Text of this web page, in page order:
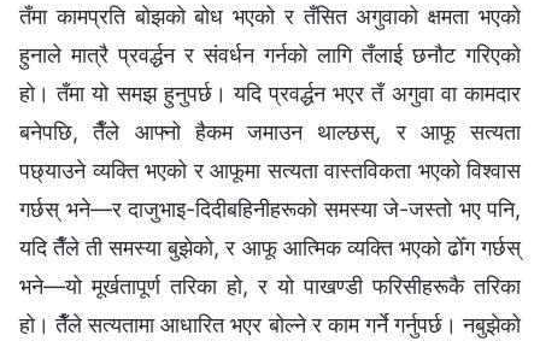
तँमा कामप्रति बोझको बोध भएको र तँसित अगुवाको क्षमता भएको
हुनाले मात्रै प्रवर्द्धन र संवर्धन गर्नको लागि तँलाई छनौट गरिएको
हो। तँमा यो समझ हुनुपर्छ। यदि प्रवर्द्धन भएर तँ अगुवा वा कामदार
बनेपछि, तैँले आफ्नो हैकम जमाउन थाल्छस्, र आफू सत्यता
पछ्याउने व्यक्ति भएको र आफूमा सत्यता वास्तविकता भएको विश्‍वास
गर्छस् भने—र दाजुभाइ-दिदीबहिनीहरूको समस्या जे-जस्तो भए पनि,
यदि तैँले ती समस्या बुझेको, र आफू आत्मिक व्यक्ति भएको ढोँग गर्छस्
भने—यो मूर्खतापूर्ण तरिका हो, र यो पाखण्डी फरिसीहरूकै तरिका
हो। तैँले सत्यतामा आधारित भएर बोल्‍ने र काम गर्ने गर्नुपर्छ। नबुझेको